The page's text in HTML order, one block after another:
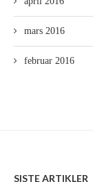
mars 2016
februar 2016
SISTE ARTIKLER